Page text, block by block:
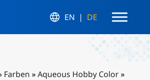
EN DE
Farben »Aqueous Hobby Color»